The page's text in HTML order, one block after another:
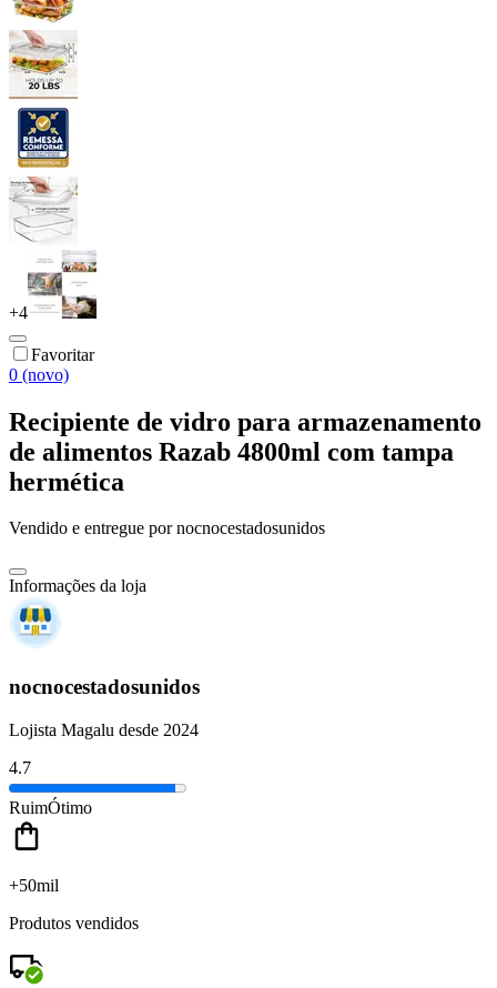
+4
Favoritar
0 (novo)
Recipiente de vidro para armazenamento
de alimentos Razab 4800ml com tampa
hermética
Vendido e entregue por nocnocestadosunidos
Informações da loja
nocnocestadosunidos
Lojista Magalu desde 2024
4.7
RuimÓtimo
+50mil
Produtos vendidos